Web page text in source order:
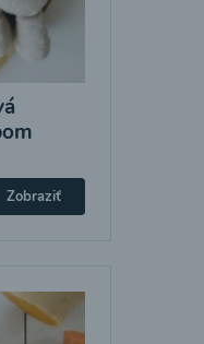
Zobraziť